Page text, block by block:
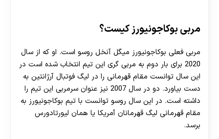
مربی بوکاجونیورز کیست؟
مربی فعلی بوکاجونیورز میگل آنخل روسو است. او که از سال
2020 برای بار دوم به مربی گری این تیم انتخاب شده است در
این سال توانست مقام قهرمانی را در لیگ فوتبال آرژانتین به
دست بیاورد. دو در سال 2007 نیز عنوان سرمربی این تیم را
داشته است. در این سال روسو توانست با تیم بوکاجونیورز به
مقام قهرمانی لیگ قهرمانان آمریکا یا همان لیورتادورس
برسد.